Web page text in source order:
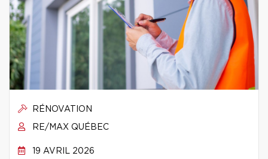
RÉNOVATION
RE/MAX QUÉBEC
19 AVRIL 2026